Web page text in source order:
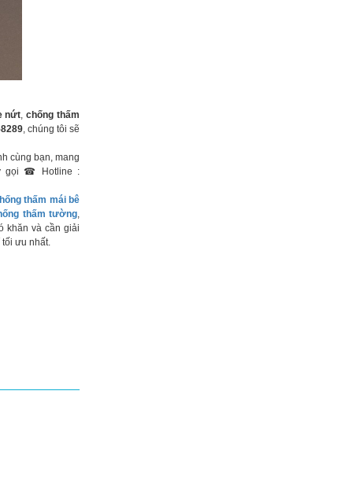
nứt,chống thấm
, chúng tôi sẽ
cùng bạn, mang
gọi ☎ Hotline :
thấm mái bê
thấm tường,
khăn và cần giải
ưu nhất.